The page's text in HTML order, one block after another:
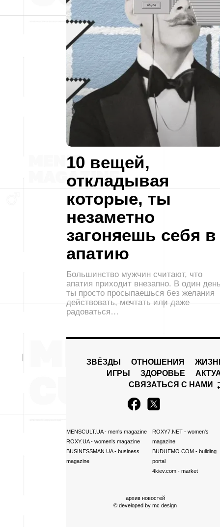
10 вещей,
откладывая
которые, ты
незаметно
загоняешь себя в
апатию
Большинство мужчин считают, что
апатия приходит внезапно. В один
ты просто просыпаешься без желания
действовать, мечтать или даже
радоваться…
ЗВЁЗДЫ ОТНОШЕНИЯ
ИГРЫ
ЗДОРОВЬЕ
СВЯЗАТЬСЯ С НАМИ
MENSCULT.UA- men's magazine
ROXY.UA- women's magazine
BUSINESSMAN.UA- business
magazine
ROXY7.NET- women's
magazine
BUDUEMO.COM- building
portal
4kiev.com- market
архив новостей
© developed by mc design